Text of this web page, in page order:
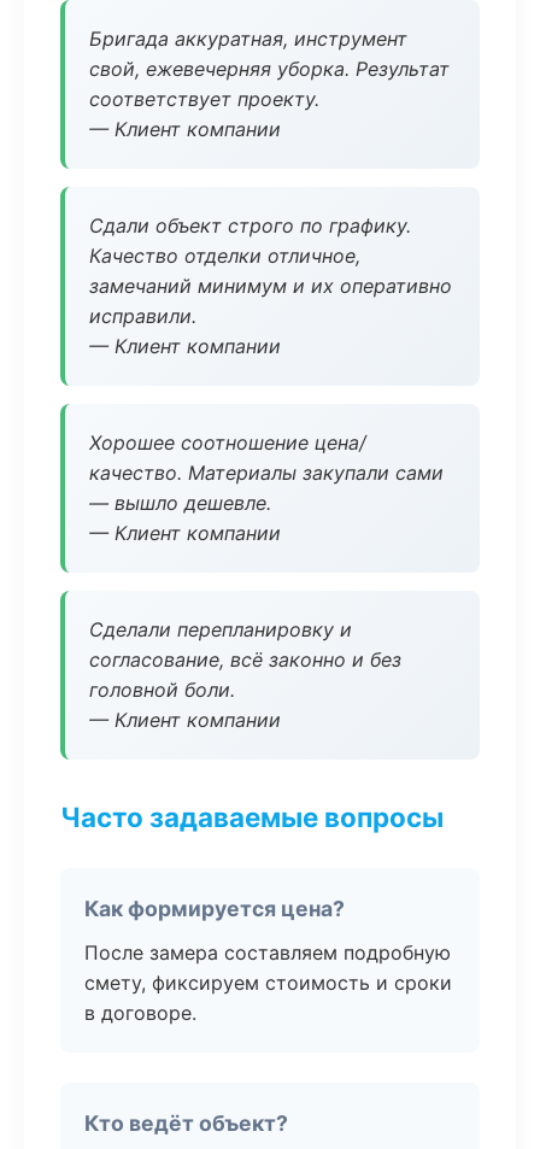
Бригада аккуратная, инструмент
свой, ежевечерняя уборка. Результат
соответствует проекту.
— Клиент компании
Сдали объект строго по графику.
Качество отделки отличное,
замечаний минимум и их оперативно
исправили.
— Клиент компании
Хорошее соотношение цена/
качество. Материалы закупали сами
— вышло дешевле.
— Клиент компании
Сделали перепланировку и
согласование, всё законно и без
головной боли.
— Клиент компании
Часто задаваемые вопросы
Как формируется цена?
После замера составляем подробную
смету, фиксируем стоимость и сроки
в договоре.
Кто ведёт объект?